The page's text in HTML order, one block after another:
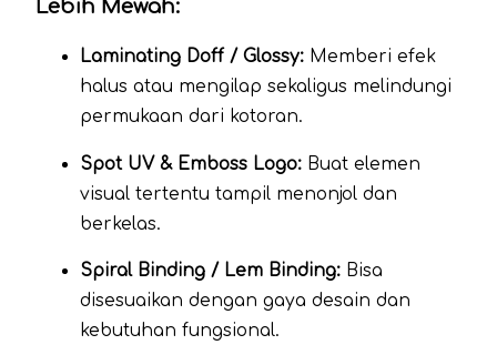
Lebih Mewah:
Laminating Doff / Glossy:Memberi efek
halus atau mengilap sekaligus melindungi
permukaan dari kotoran.
Spot UV & Emboss Logo:Buat elemen
visual tertentu tampil menonjol dan
berkelas.
Spiral Binding / Lem Binding:Bisa
disesuaikan dengan gaya desain dan
kebutuhan fungsional.